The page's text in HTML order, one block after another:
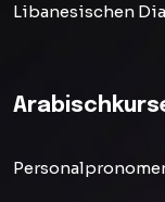
Libanesischen